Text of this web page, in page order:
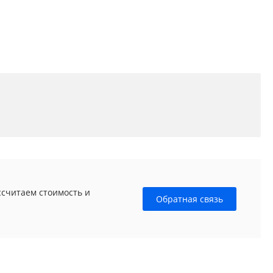
стоимость и
Обратная связь